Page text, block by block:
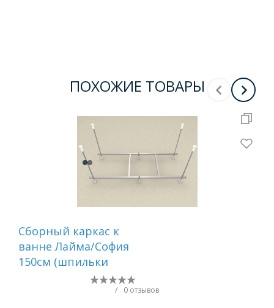
ПОХОЖИЕ ТОВАРЫ
Сборный каркас к
ванне Лайма/София
150см (шпильки
/ 0 отзывов